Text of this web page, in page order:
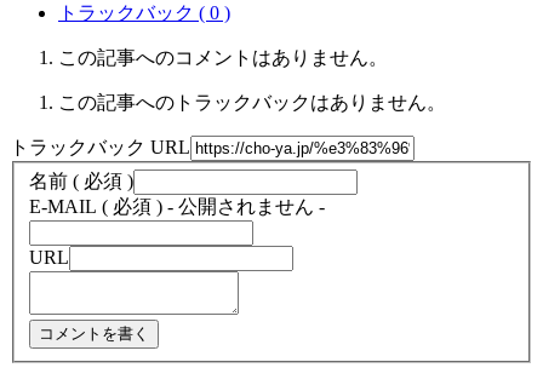
トラックバック ( 0 )
この記事へのコメントはありません。
この記事へのトラックバックはありません。
トラックバック URL
名前 ( 必須 )
E-MAIL ( 必須 ) - 公開されません -
URL